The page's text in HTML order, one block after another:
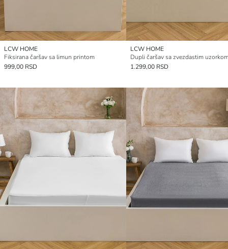
LCW HOME
Fiksirana čaršav sa limun printom
999,00 RSD
LCW HOME
Dupli čaršav sa zvezdastim
1.299,00 RSD